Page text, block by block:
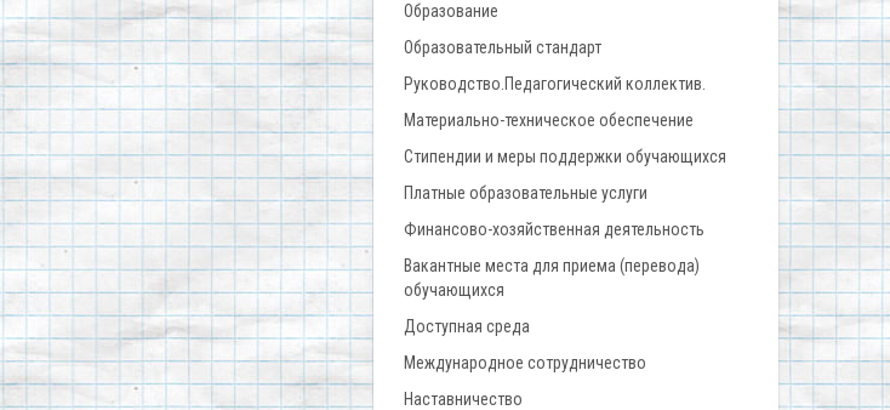
Образование
Образовательный стандарт
Руководство.Педагогический коллектив.
Материально-техническое обеспечение
Стипендии и меры поддержки обучающихся
Платные образовательные услуги
Финансово-хозяйственная деятельность
Вакантные места для приема (перевода)
обучающихся
Доступная среда
Международное сотрудничество
Наставничество